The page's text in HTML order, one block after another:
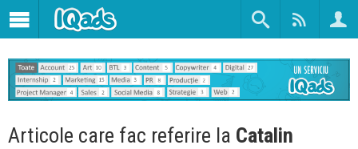
Articole care fac referire la Catalin